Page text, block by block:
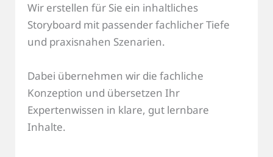
Wir erstellen für Sie ein inhaltliches
Storyboard mit passender fachlicher Tiefe
und praxisnahen Szenarien.
Dabei übernehmen wir die fachliche
Konzeption und übersetzen Ihr
Expertenwissen in klare, gut lernbare
Inhalte.